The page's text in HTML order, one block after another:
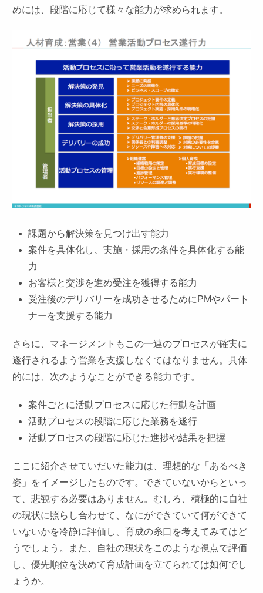
めには、段階に応じて様々な能力が求められます。
課題から解決策を見つけ出す能力
案件を具体化し、実施・採用の条件を具体化する能
力
お客様と交渉を進め受注を獲得する能力
受注後のデリバリーを成功させるためにPMやパート
ナーを支援する能力
さらに、マネージメントもこの一連のプロセスが確実に
遂行されるよう営業を支援しなくてはなりません。具体
的には、次のようなことができる能力です。
案件ごとに活動プロセスに応じた行動を計画
活動プロセスの段階に応じた業務を遂行
活動プロセスの段階に応じた進捗や結果を把握
ここに紹介させていだいた能力は、理想的な「あるべき
姿」をイメージしたものです。できていないからといっ
て、悲観する必要はありません。むしろ、積極的に自社
の現状に照らし合わせて、なにができていて何ができて
いないかを冷静に評価し、育成の糸口を考えてみてはど
うでしょう。また、自社の現状をこのような視点で評価
し、優先順位を決めて育成計画を立てられては如何でし
ょうか。